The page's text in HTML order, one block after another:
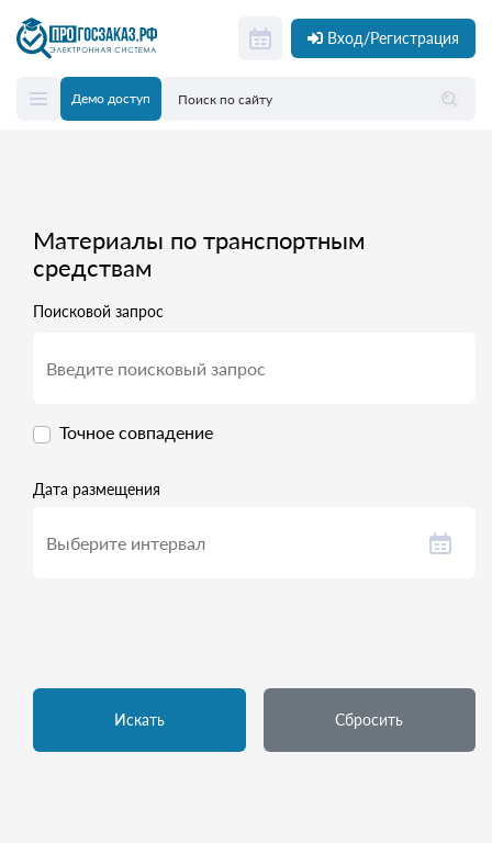
Вход/Регистрация
Демо доступ
Материалы по транспортным
средствам
Поисковой запрос
Точное совпадение
Дата размещения
Искать Сбросить